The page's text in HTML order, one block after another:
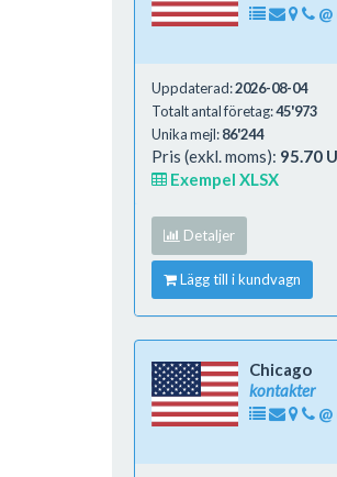
@
Uppdaterad:2026-08-04
Totalt antal företag:45'973
Unika mejl:86'244
Pris (exkl. moms): 95.70
Exempel XLSX
Detaljer
Lägg till i kundvagn
Chicago
kontakter
@